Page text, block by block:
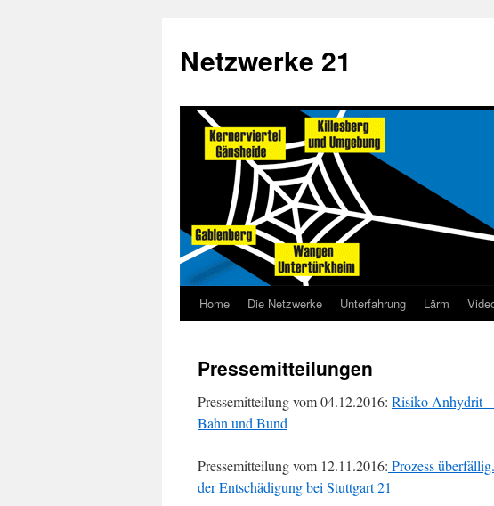
Netzwerke 21
Home Die Netzwerke Unterfahrung Lärm
Pressemitteilungen
Pressemitteilung vom 04.12.2016: Risiko Anhydrit
Bahn und Bund
Pressemitteilung vom 12.11.2016: Prozess
der Entschädigung bei Stuttgart 21